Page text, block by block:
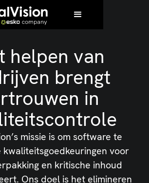
helpen van
brengt
in
missie is om software te
kwaliteitsgoedkeuringen voor
en kritische inhoud
Ons doel is het elimineren